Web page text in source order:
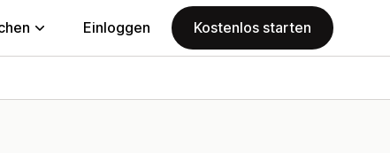
Einloggen Kostenlos starten